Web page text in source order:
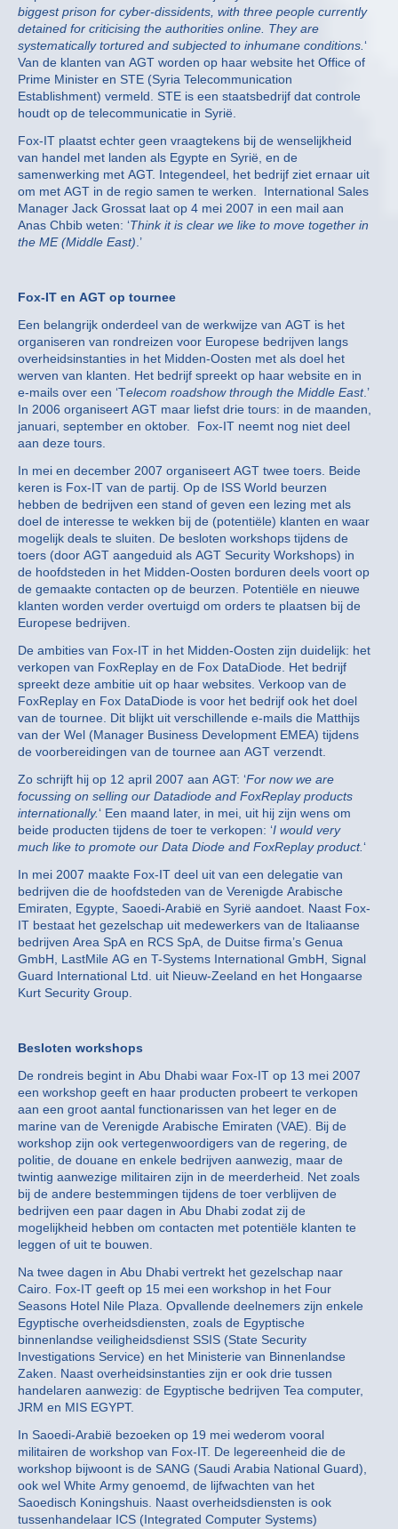
biggest prison for cyber-dissidents, with three people currently
detained for criticising the authorities online. They are
systematically tortured and subjected to inhumane conditions. ‘
Van de klanten van AGT worden op haar website het Office of
Prime Minister en STE (Syria Telecommunication
Establishment) vermeld. STE is een staatsbedrijf dat controle
houdt op de telecommunicatie in Syrië.
Fox-IT plaatst echter geen vraagtekens bij de wenselijkheid
van handel met landen als Egypte en Syrië, en de
samenwerking met AGT. Integendeel, het bedrijf ziet ernaar uit
om met AGT in de regio samen te werken. International Sales
Manager Jack Grossat laat op 4 mei 2007 in een mail aan
Anas Chbib weten: ‘Think it is clear we like to move together in
the ME (Middle East) .’
Fox-IT en AGT op tournee
Een belangrijk onderdeel van de werkwijze van AGT is het
organiseren van rondreizen voor Europese bedrijven langs
overheidsinstanties in het Midden-Oosten met als doel het
werven van klanten. Het bedrijf spreekt op haar website en in
e-mails over een ‘Telecom roadshow through the Middle East.’
In 2006 organiseert AGT maar liefst drie tours: in de maanden,
januari, september en oktober. Fox-IT neemt nog niet deel
aan deze tours.
In mei en december 2007 organiseert AGT twee toers. Beide
keren is Fox-IT van de partij. Op de ISS World beurzen
hebben de bedrijven een stand of geven een lezing met als
doel de interesse te wekken bij de (potentiële) klanten en waar
mogelijk deals te sluiten. De besloten workshops tijdens de
toers (door AGT aangeduid als AGT Security Workshops) in
de hoofdsteden in het Midden-Oosten borduren deels voort op
de gemaakte contacten op de beurzen. Potentiële en nieuwe
klanten worden verder overtuigd om orders te plaatsen bij de
Europese bedrijven.
De ambities van Fox-IT in het Midden-Oosten zijn duidelijk: het
verkopen van FoxReplay en de Fox DataDiode. Het bedrijf
spreekt deze ambitie uit op haar websites. Verkoop van de
FoxReplay en Fox DataDiode is voor het bedrijf ook het doel
van de tournee. Dit blijkt uit verschillende e-mails die Matthijs
van der Wel (Manager Business Development EMEA) tijdens
de voorbereidingen van de tournee aan AGT verzendt.
Zo schrijft hij op 12 april 2007 aan AGT: ‘For now we are
focussing on selling our Datadiode and FoxReplay products
internationally.‘ Een maand later, in mei, uit hij zijn wens om
beide producten tijdens de toer te verkopen: ‘I would very
much like to promote our Data Diode and FoxReplay product. ‘
In mei 2007 maakte Fox-IT deel uit van een delegatie van
bedrijven die de hoofdsteden van de Verenigde Arabische
Emiraten, Egypte, Saoedi-Arabië en Syrië aandoet. Naast Fox-
IT bestaat het gezelschap uit medewerkers van de Italiaanse
bedrijven Area SpA en RCS SpA, de Duitse firma’s Genua
GmbH, LastMile AG en T-Systems International GmbH, Signal
Guard International Ltd. uit Nieuw-Zeeland en het Hongaarse
Kurt Security Group.
Besloten workshops
De rondreis begint in Abu Dhabi waar Fox-IT op 13 mei 2007
een workshop geeft en haar producten probeert te verkopen
aan een groot aantal functionarissen van het leger en de
marine van de Verenigde Arabische Emiraten (VAE). Bij de
workshop zijn ook vertegenwoordigers van de regering, de
politie, de douane en enkele bedrijven aanwezig, maar de
twintig aanwezige militairen zijn in de meerderheid. Net zoals
bij de andere bestemmingen tijdens de toer verblijven de
bedrijven een paar dagen in Abu Dhabi zodat zij de
mogelijkheid hebben om contacten met potentiële klanten te
leggen of uit te bouwen.
Na twee dagen in Abu Dhabi vertrekt het gezelschap naar
Cairo. Fox-IT geeft op 15 mei een workshop in het Four
Seasons Hotel Nile Plaza. Opvallende deelnemers zijn enkele
Egyptische overheidsdiensten, zoals de Egyptische
binnenlandse veiligheidsdienst SSIS (State Security
Investigations Service) en het Ministerie van Binnenlandse
Zaken. Naast overheidsinstanties zijn er ook drie tussen
handelaren aanwezig: de Egyptische bedrijven Tea computer,
JRM en MIS EGYPT.
In Saoedi-Arabië bezoeken op 19 mei wederom vooral
militairen de workshop van Fox-IT. De legereenheid die de
workshop bijwoont is de SANG (Saudi Arabia National Guard),
ook wel White Army genoemd, de lijfwachten van het
Saoedisch Koningshuis. Naast overheidsdiensten is ook
tussenhandelaar ICS (Integrated Computer Systems)